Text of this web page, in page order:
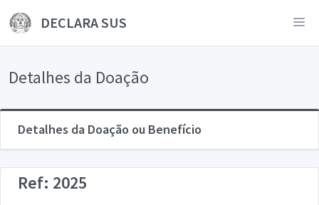
DECLARA SUS
Detalhes da Doação
Detalhes da Doação ou Benefício
Ref: 2025